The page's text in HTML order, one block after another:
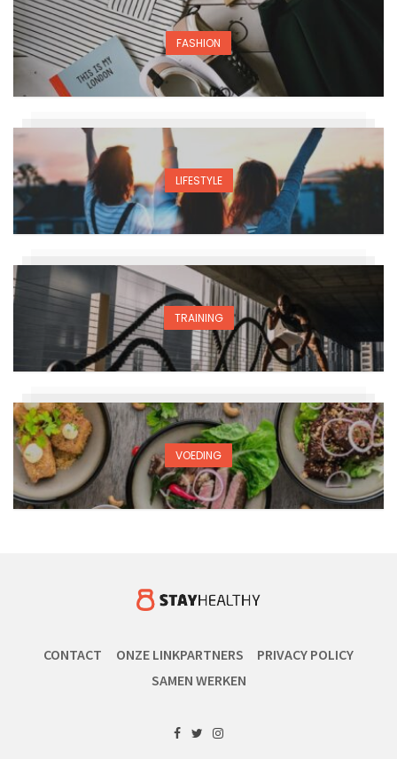
FASHION
LIFESTYLE
TRAINING
VOEDING
CONTACT ONZE LINKPARTNERS
PRIVACY POLICY
SAMEN WERKEN